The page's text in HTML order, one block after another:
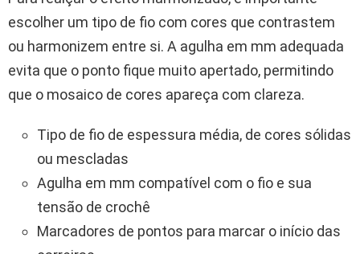
escolher um tipo de fio com cores que contrastem
ou harmonizem entre si. A agulha em mm adequada
evita que o ponto fique muito apertado, permitindo
que o mosaico de cores apareça com clareza.
Tipo de fio de espessura média, de cores sólidas
ou mescladas
Agulha em mm compatível com o fio e sua
tensão de crochê
Marcadores de pontos para marcar o início das